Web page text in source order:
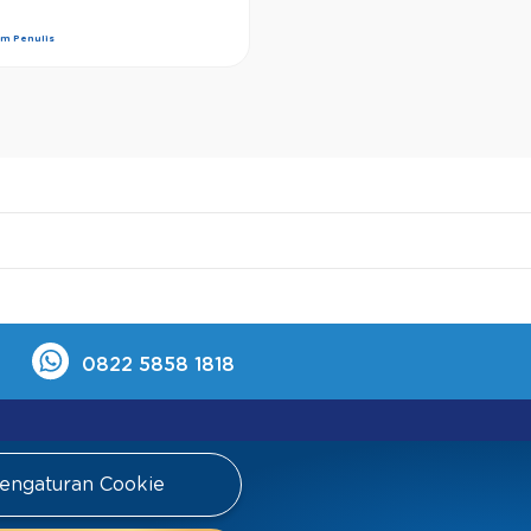
Penulis
0822 5858 1818
FAQ Tim Ahli Tim Penulis
Cookie